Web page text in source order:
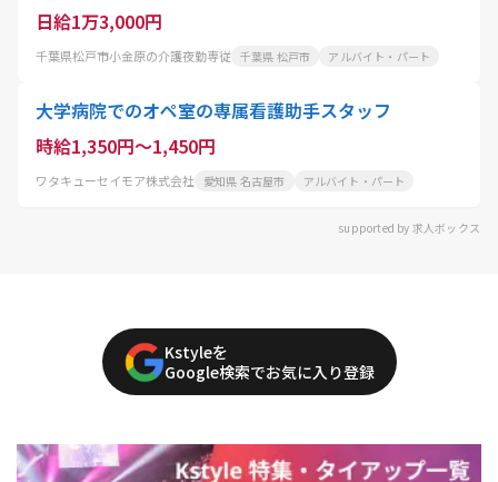
日給1万3,000円
千葉県松戸市小金原の介護夜勤専従 千葉県 松戸市 アルバイト・パート
大学病院でのオペ室の専属看護助手スタッフ
時給1,350円～1,450円
ワタキューセイモア株式会社 愛知県 名古屋市 アルバイト・パート
supported by 求人ボックス
Kstyleを
Google検索でお気に入り登録